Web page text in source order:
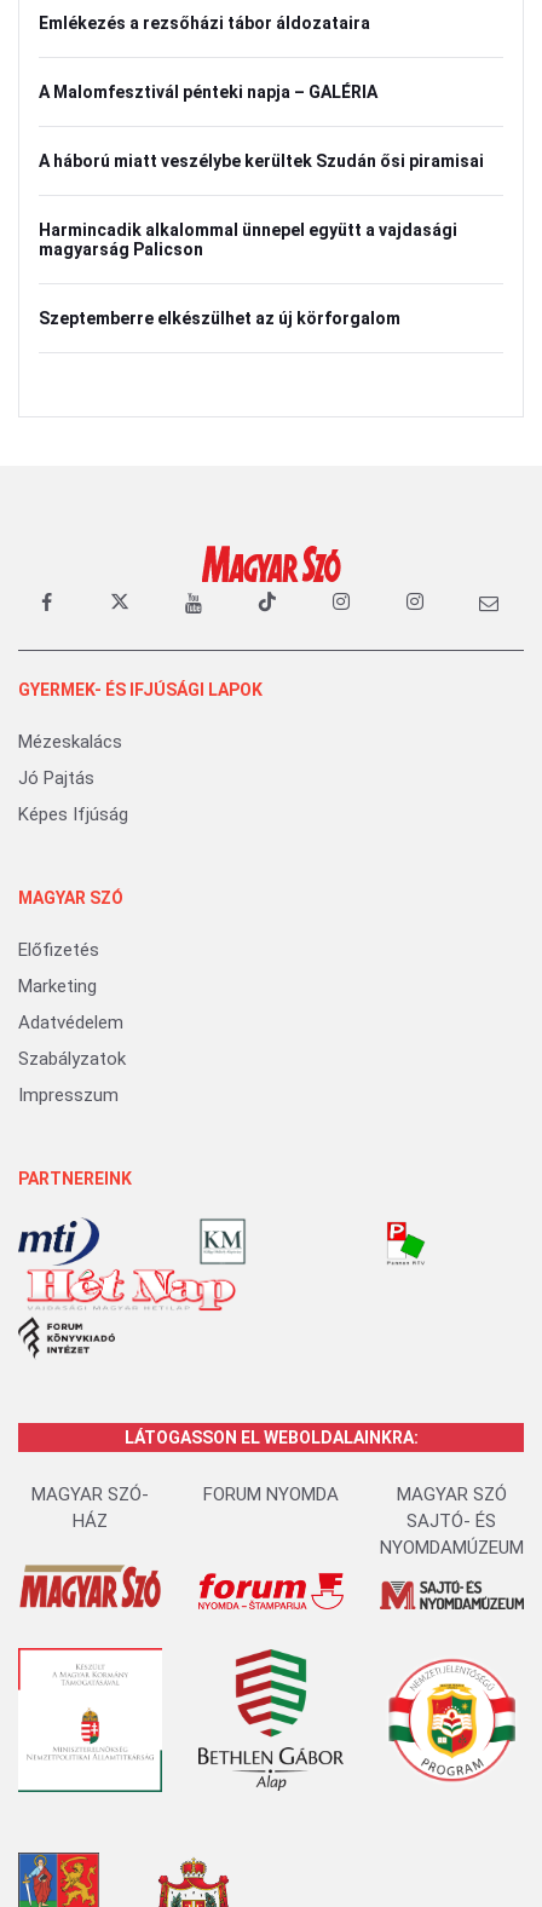
Emlékezés a rezsőházi tábor áldozataira
A Malomfesztivál pénteki napja – GALÉRIA
A háború miatt veszélybe kerültek Szudán ősi piramisai
Harmincadik alkalommal ünnepel együtt a vajdasági
magyarság Palicson
Szeptemberre elkészülhet az új körforgalom
GYERMEK- ÉS IFJÚSÁGI LAPOK
Mézeskalács
Jó Pajtás
Képes Ifjúság
MAGYAR SZÓ
Előfizetés
Marketing
Adatvédelem
Szabályzatok
Impresszum
PARTNEREINK
LÁTOGASSON EL WEBOLDALAINKRA:
MAGYAR SZÓ-
HÁZ
FORUM NYOMDA
MAGYAR SZÓ
SAJTÓ- ÉS
NYOMDAMÚZEUM